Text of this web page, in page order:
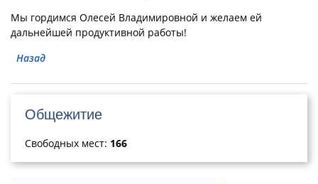
Мы гордимся Олесей Владимировной и желаем ей
дальнейшей продуктивной работы!
Назад
Общежитие
Свободных мест: 166